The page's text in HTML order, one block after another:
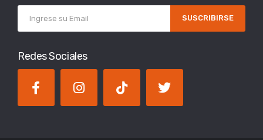
SUSCRIBIRSE
Redes Sociales